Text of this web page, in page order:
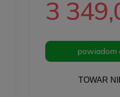
3
powiadom
TOWAR